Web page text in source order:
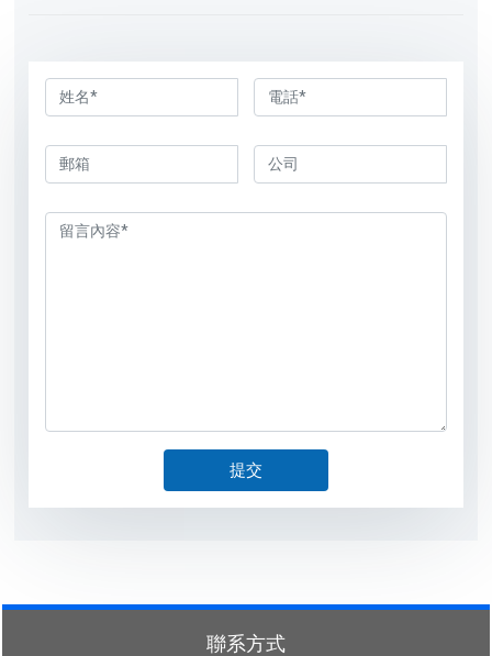
提交
聯系方式